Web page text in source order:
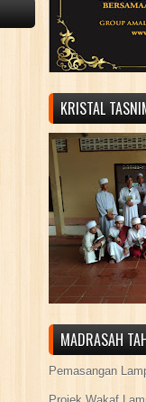
KRISTAL
MADRASAH
Pemasangan
Projek Wakaf